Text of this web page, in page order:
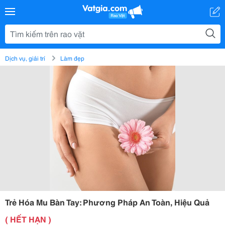
Dịch vụ, giải trí Làm đẹp
Trẻ Hóa Mu Bàn Tay: Phương Pháp An Toàn, Hiệu Quả
( HẾT HẠN )